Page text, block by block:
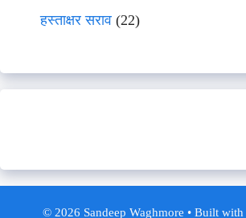
हस्ताक्षर सराव (22)
© 2026 Sandeep Waghmore • Built with